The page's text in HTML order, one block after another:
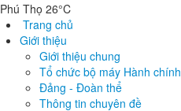
Phú Thọ 26°C
Trang chủ
Giới thiệu
Giới thiệu chung
Tổ chức bộ máy Hành chính
Đảng - Đoàn thể
Thông tin chuyên đề